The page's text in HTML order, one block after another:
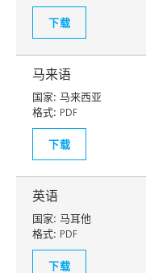
下载
马来语
国家: 马来西亚
格式: PDF
下载
英语
国家: 马耳他
格式: PDF
下载